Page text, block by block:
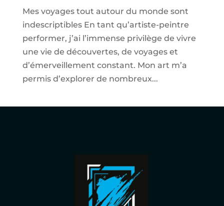
Mes voyages tout autour du monde sont
indescriptibles En tant qu’artiste-peintre
performer, j’ai l’immense privilège de vivre
une vie de découvertes, de voyages et
d’émerveillement constant. Mon art m’a
permis d’explorer de nombreux...